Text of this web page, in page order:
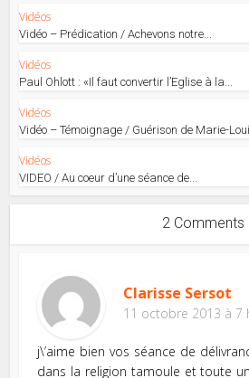
Vidéos
Vidéo – Prédication / Achevons notre...
Vidéos
Paul Ohlott : «Il faut convertir l’Eglise à la...
Vidéos
Vidéo – Témoignage / Guérison de Marie-
Vidéos
VIDEO / Au coeur d’une séance de...
2 Comments
Clarisse Sersot
11 octobre 2013 à 7
j\’aime bien vos séance de
dans la religion tamoule et toute